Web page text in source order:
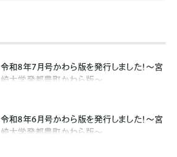
令和8年7月号かわら版を発行しました！～宮
崎大学発都農町かわら版～
令和8年6月号かわら版を発行しました！～宮
崎大学発都農町かわら版～